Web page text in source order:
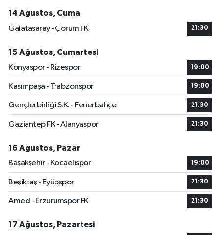
14 Ağustos, Cuma
Galatasaray - Çorum FK
21:30
15 Ağustos, Cumartesi
Konyaspor - Rizespor
19:00
Kasımpaşa - Trabzonspor 19:00
Gençlerbirliği S.K. - Fenerbahçe 21:30
Gaziantep FK - Alanyaspor 21:30
16 Ağustos, Pazar
Başakşehir - Kocaelispor
19:00
Beşiktaş - Eyüpspor 21:30
Amed - Erzurumspor FK 21:30
17 Ağustos, Pazartesi